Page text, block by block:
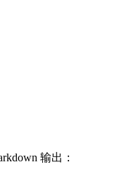
输出：